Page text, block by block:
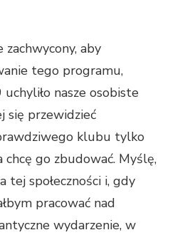
zachwycony, aby
tego programu,
nasze osobiste
się przewidzieć
klubu tylko
chcę go zbudować. Myślę,
tej społeczności i, gdy
pracować nad
wydarzenie, w